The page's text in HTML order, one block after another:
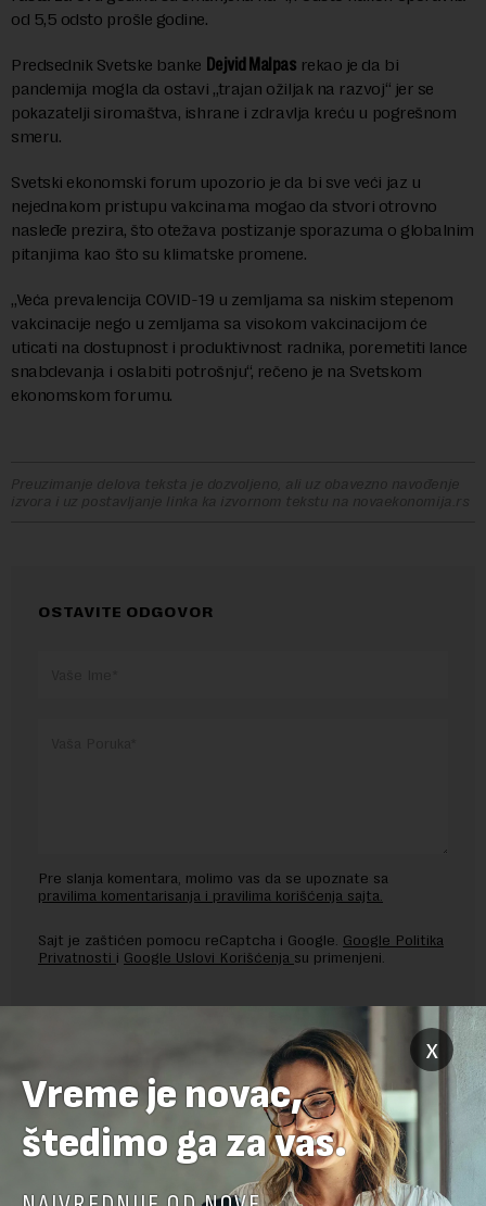
od 5,5 odsto prošle godine.
Predsednik Svetske banke Dejvid Malpas rekao je da bi
pandemija mogla da ostavi „trajan ožiljak na razvoj“ jer se
pokazatelji siromaštva, ishrane i zdravlja kreću u pogrešnom
smeru.
Svetski ekonomski forum upozorio je da bi sve veći jaz u
nejednakom pristupu vakcinama mogao da stvori otrovno
nasleđe prezira, što otežava postizanje sporazuma o globalnim
pitanjima kao što su klimatske promene.
„Veća prevalencija COVID-19 u zemljama sa niskim stepenom
vakcinacije nego u zemljama sa visokom vakcinacijom će
uticati na dostupnost i produktivnost radnika, poremetiti lance
snabdevanja i oslabiti potrošnju“, rečeno je na Svetskom
ekonomskom forumu.
Preuzimanje delova teksta je dozvoljeno, ali uz obavezno navođenje
izvora i uz postavljanje linka ka izvornom tekstu na novaekonomija.rs
OSTAVITE ODGOVOR
Pre slanja komentara, molimo vas da se upoznate sa
pravilima komentarisanja i pravilima korišćenja sajta.
Sajt je zaštićen pomocu reCaptcha i Google. Google Politika
Privatnosti i Google Uslovi Korišćenja su primenjeni.
x
Vreme je novac,
štedimo ga za vas.